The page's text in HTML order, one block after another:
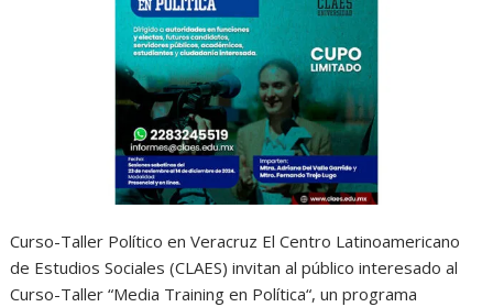
Curso-Taller Político en Veracruz El Centro Latinoamericano
de Estudios Sociales (CLAES) invitan al público interesado al
Curso-Taller “Media Training en Política“, un programa